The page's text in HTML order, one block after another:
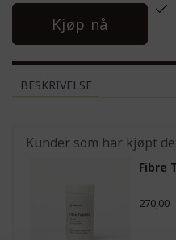
Kjøp nå
BESKRIVELSE
Kunder som har kjøpt
Fibre
270,00